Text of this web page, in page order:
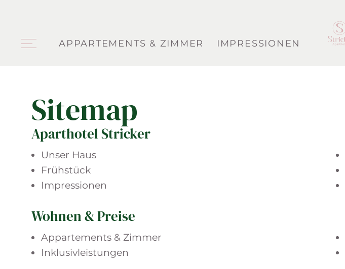
APPARTEMENTS & ZIMMER IMPRESSIONEN
Sitemap
Aparthotel Stricker
Unser Haus
Frühstück
Impressionen
Wohnen & Preise
Appartements & Zimmer
Inklusivleistungen